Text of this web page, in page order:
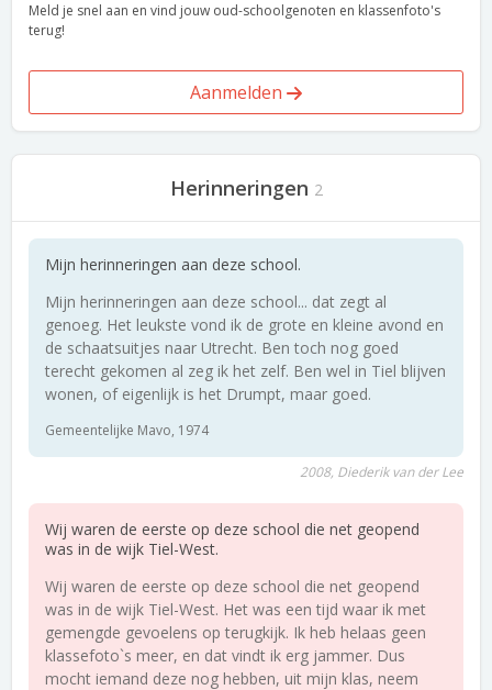
Meld je snel aan en vind jouw oud-schoolgenoten en klassenfoto's
terug!
Aanmelden
Herinneringen 2
Mijn herinneringen aan deze school.
Mijn herinneringen aan deze school... dat zegt al
genoeg. Het leukste vond ik de grote en kleine avond en
de schaatsuitjes naar Utrecht. Ben toch nog goed
terecht gekomen al zeg ik het zelf. Ben wel in Tiel blijven
wonen, of eigenlijk is het Drumpt, maar goed.
Gemeentelijke Mavo, 1974
2008, Diederik van der Lee
Wij waren de eerste op deze school die net geopend
was in de wijk Tiel-West.
Wij waren de eerste op deze school die net geopend
was in de wijk Tiel-West. Het was een tijd waar ik met
gemengde gevoelens op terugkijk. Ik heb helaas geen
klassefoto`s meer, en dat vindt ik erg jammer. Dus
mocht iemand deze nog hebben, uit mijn klas, neem